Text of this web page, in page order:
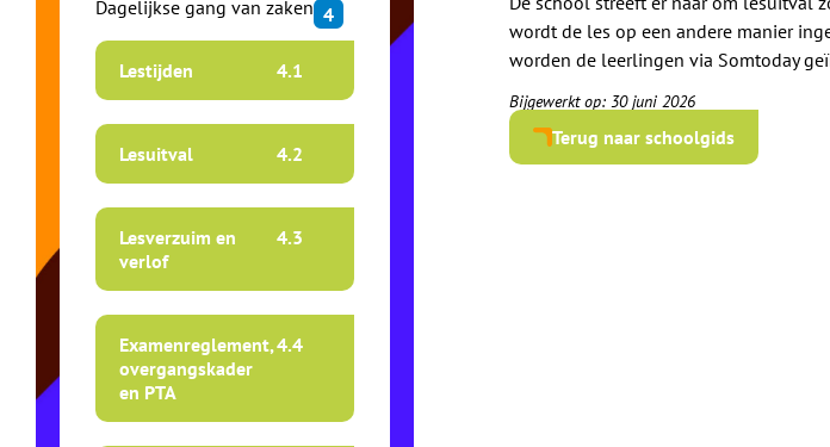
Dagelijkse gang van zaken 4
Lestijden 4.1
Lesuitval 4.2
Lesverzuim en
verlof
4.3
Examenreglement,
overgangskader
en PTA
4.4
wordt de les op een andere manier
worden de leerlingen via Somtoday
Bijgewerkt op: 30 juni 2026
Terug naar schoolgids